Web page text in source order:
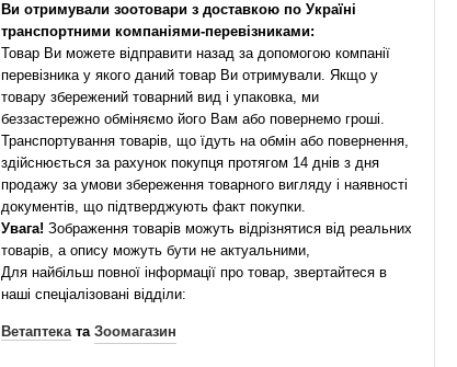
Ви отримували зоотовари з доставкою по Україні
транспортними компаніями-перевізниками:
Товар Ви можете відправити назад за допомогою компанії
перевізника у якого даний товар Ви отримували. Якщо у
товару збережений товарний вид і упаковка, ми
беззастережно обміняємо його Вам або повернемо гроші.
Транспортування товарів, що їдуть на обмін або повернення,
здійснюється за рахунок покупця протягом 14 днів з дня
продажу за умови збереження товарного вигляду і наявності
документів, що підтверджують факт покупки.
Увага! Зображення товарів можуть відрізнятися від реальних
товарів, а опису можуть бути не актуальними,
Для найбільш повної інформації про товар, звертайтеся в
наші спеціалізовані відділи:
Ветаптеката Зоомагазин